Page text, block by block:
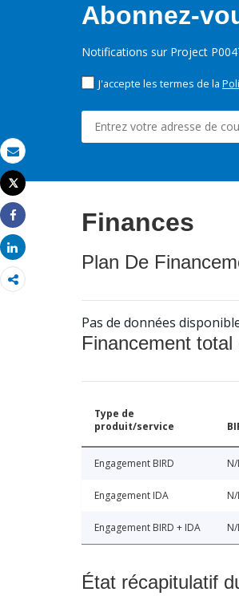
Email
Imprimer
Tweet
Share
Share
Abonnez-
Notifications sur Project
J'accepte les termes de la
Finances
Plan De
Pas de données
Financement
Type de
produit/service
Engagement BIRD
Engagement IDA
Engagement BIRD + IDA
État récapitulatif